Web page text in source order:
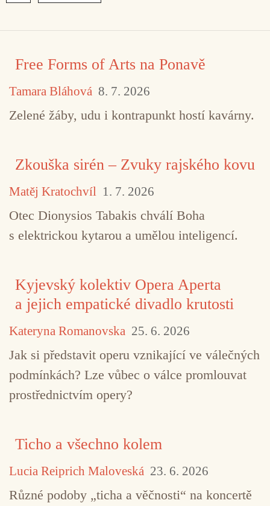
Free Forms of Arts na Ponavě
Tamara Bláhová 8. 7. 2026
Zelené žáby, udu i kontrapunkt hostí kavárny.
Zkouška sirén – Zvuky rajského kovu
Matěj Kratochvíl 1. 7. 2026
Otec Dionysios Tabakis chválí Boha
s elektrickou kytarou a umělou inteligencí.
Kyjevský kolektiv Opera Aperta
a jejich empatické divadlo krutosti
Kateryna Romanovska 25. 6. 2026
Jak si představit operu vznikající ve válečných
podmínkách? Lze vůbec o válce promlouvat
prostřednictvím opery?
Ticho a všechno kolem
Lucia Reiprich Maloveská 23. 6. 2026
Různé podoby „ticha a věčnosti“ na koncertě